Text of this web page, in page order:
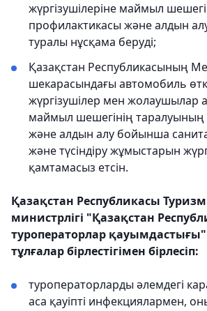
жүргізушілеріне маймыл
профилактикасы және алдын
туралы нұсқама беруді;
Қазақстан Республикасының
шекарасындағы автомобиль
жүргізушілер мен жолаушылар
маймыл шешегінің
және алдын алу бойынша
және түсіндіру жұмыстарын
қамтамасыз етсін.
Қазақстан Республикасы
министрлігі "Қазақстан
туроператорлар
тұлғалар бірлестігімен бірлесіп:
туроператорларды әлемдегі
аса қауіпті инфекциялармен,